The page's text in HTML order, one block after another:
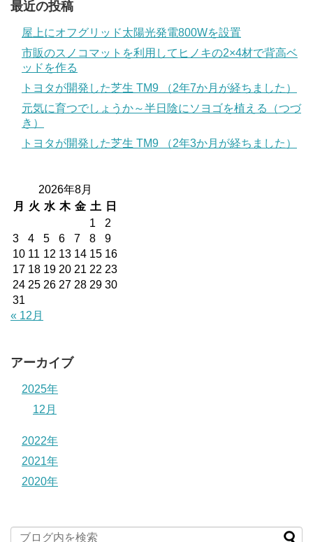
最近の投稿
屋上にオフグリッド太陽光発電800Wを設置
市販のスノコマットを利用してヒノキの2×4材で背高ベ
ッドを作る
トヨタが開発した芝生 TM9 （2年7か月が経ちました）
元気に育つでしょうか～半日陰にソヨゴを植える（つづ
き）
トヨタが開発した芝生 TM9 （2年3か月が経ちました）
2026年8月
月
火 水 木 金 土
日
1
2
3
4 5 6 7 8
9
10 11 12 13 14 15 16
17 18 19 20 21 22 23
24 25 26 27 28 29 30
31
« 12月
アーカイブ
2025年
12月
2022年
2021年
2020年